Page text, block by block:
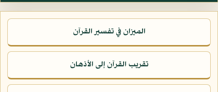
الميزان في تفسير القرآن
تقريب القرآن إلى الأذهان